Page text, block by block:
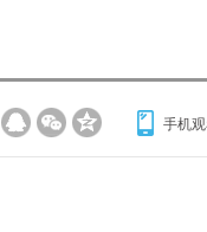
手机